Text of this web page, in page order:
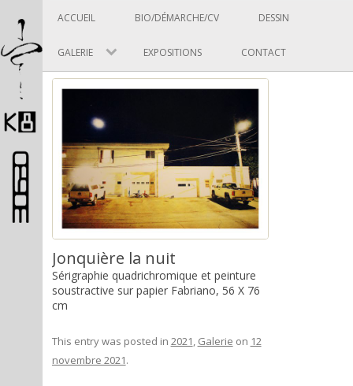
Pascal Picard
ACCUEIL BIO/DÉMARCHE/CV DESSIN
GALERIE EXPOSITIONS CONTACT
Jonquière la nuit
Sérigraphie quadrichromique et peinture
soustractive sur papier Fabriano, 56 X 76
cm
This entry was posted in 2021, Galerie on 12
novembre 2021.